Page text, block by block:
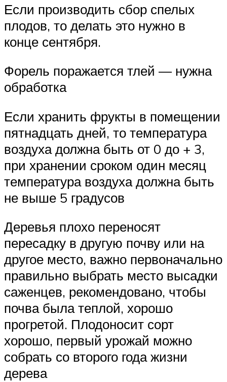
Если производить сбор спелых
плодов, то делать это нужно в
конце сентября.
Форель поражается тлей — нужна
обработка
Если хранить фрукты в помещении
пятнадцать дней, то температура
воздуха должна быть от 0 до + 3,
при хранении сроком один месяц
температура воздуха должна быть
не выше 5 градусов
Деревья плохо переносят
пересадку в другую почву или на
другое место, важно первоначально
правильно выбрать место высадки
саженцев, рекомендовано, чтобы
почва была теплой, хорошо
прогретой. Плодоносит сорт
хорошо, первый урожай можно
собрать со второго года жизни
дерева